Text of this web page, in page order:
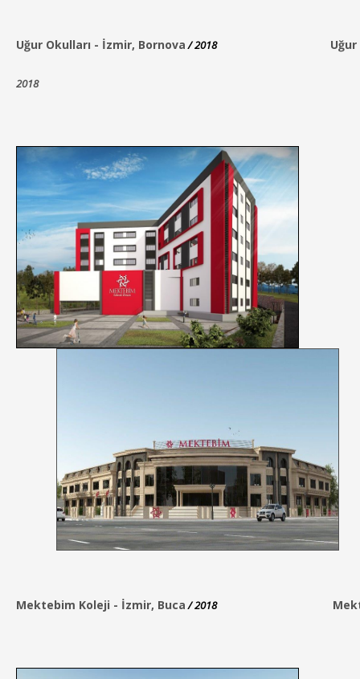
Uğur Okulları - İzmir, Bornova / 2018
2018
Mektebim Koleji - İzmir, Buca / 2018